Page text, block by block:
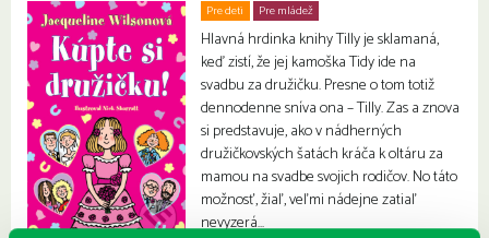
Pre deti Pre mládež
Hlavná hrdinka knihy Tilly je sklamaná,
keď zistí, že jej kamoška Tidy ide na
svadbu za družičku. Presne o tom totiž
dennodenne sníva ona – Tilly. Zas a znova
si predstavuje, ako v nádherných
družičkovských šatách kráča k oltáru za
mamou na svadbe svojich rodičov. No táto
možnosť, žiaľ, veľmi nádejne zatiaľ
nevyzerá…